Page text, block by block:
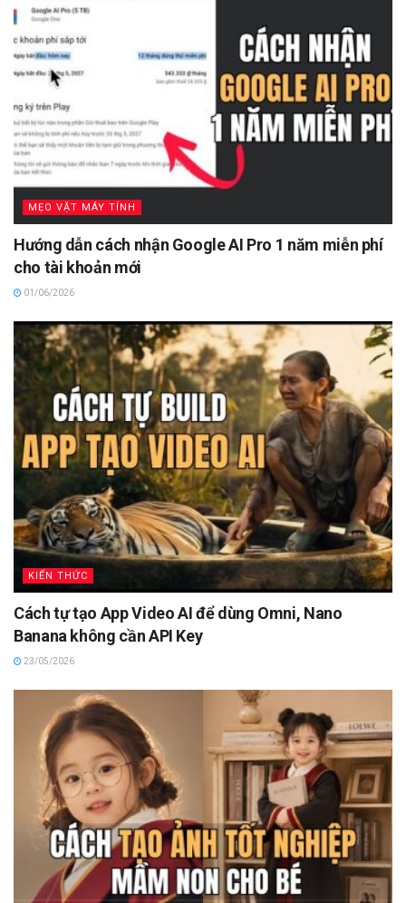
MẸO VẶT MÁY TÍNH
Hướng dẫn cách nhận Google AI Pro 1 năm miễn phí
cho tài khoản mới
01/06/2026
KIẾN THỨC
Cách tự tạo App Video AI để dùng Omni, Nano
Banana không cần API Key
23/05/2026